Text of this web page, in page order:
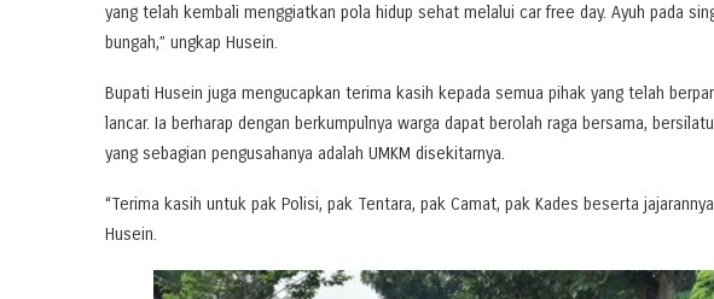
yang telah kembali menggiatkan pola hidup sehat melalui car free day. Ayuh pada
bungah,” ungkap Husein.
Bupati Husein juga mengucapkan terima kasih kepada semua pihak yang telah
lancar. Ia berharap dengan berkumpulnya warga dapat berolah raga bersama,
yang sebagian pengusahanya adalah UMKM disekitarnya.
“Terima kasih untuk pak Polisi, pak Tentara, pak Camat, pak Kades beserta
Husein.